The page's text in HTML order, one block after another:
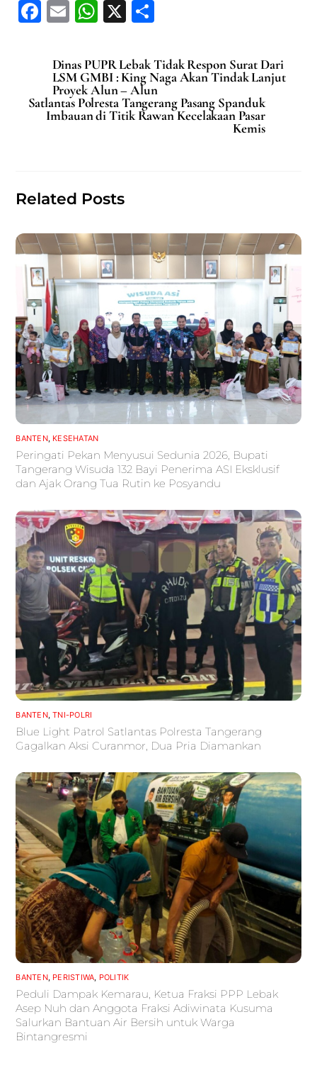
F
c
e
b
o
E
ai
l
W
at
s
A
p
X
ar
e
Dinas PUPR Lebak Tidak Respon Surat Dari
LSM GMBI : King Naga Akan Tindak Lanjut
Proyek Alun – Alun
Satlantas Polresta Tangerang Pasang Spanduk
Imbauan di Titik Rawan Kecelakaan Pasar
Kemis
Related Posts
BANTEN, KESEHATAN
Peringati Pekan Menyusui Sedunia 2026, Bupati
Tangerang Wisuda 132 Bayi Penerima ASI Eksklusif
dan Ajak Orang Tua Rutin ke Posyandu
BANTEN,TNI-POLRI
Blue Light Patrol Satlantas Polresta Tangerang
Gagalkan Aksi Curanmor, Dua Pria Diamankan
BANTEN, PERISTIWA POLITIK
Peduli Dampak Kemarau, Ketua Fraksi PPP Lebak
Asep Nuh dan Anggota Fraksi Adiwinata Kusuma
Salurkan Bantuan Air Bersih untuk Warga
Bintangresmi